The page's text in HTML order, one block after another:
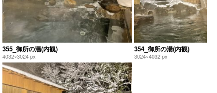
355_御所の湯(内観)
4032×3024 px
354_御所の湯(内観)
3024×4032 px